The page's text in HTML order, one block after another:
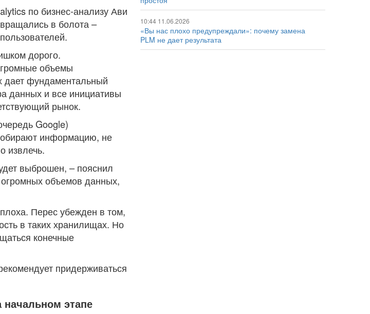
по бизнес-анализу Ави
в болота –
дорого.
объемы
дает фундаментальный
данных и все инициативы
рынок.
Google)
информацию, не
извлечь.
выброшен, – пояснил
объемов данных,
Перес убежден в том,
в таких хранилищах. Но
конечные
придерживаться
этапе
10:44 11.06.2026
«Вы нас плохо предупреждали»: почему замена
PLM не дает результата